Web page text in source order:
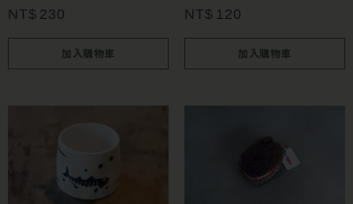
NT$ 230
加入購物車
NT$ 120
加入購物車